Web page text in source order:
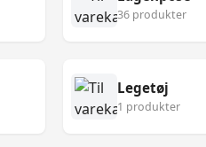
36 produkter
Legetøj
1 produkter